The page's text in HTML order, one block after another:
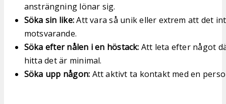
ansträngning lönar sig.
Söka sin like:Att vara så unik eller extrem att det
motsvarande.
Söka efter nålen i en höstack: Att leta efter något
hitta det är minimal.
Söka upp någon: Att aktivt ta kontakt med en